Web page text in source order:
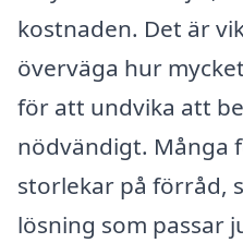
kostnaden. Det är
överväga hur
för att undvika att
nödvändigt. Många
storlekar på förråd,
lösning som passar